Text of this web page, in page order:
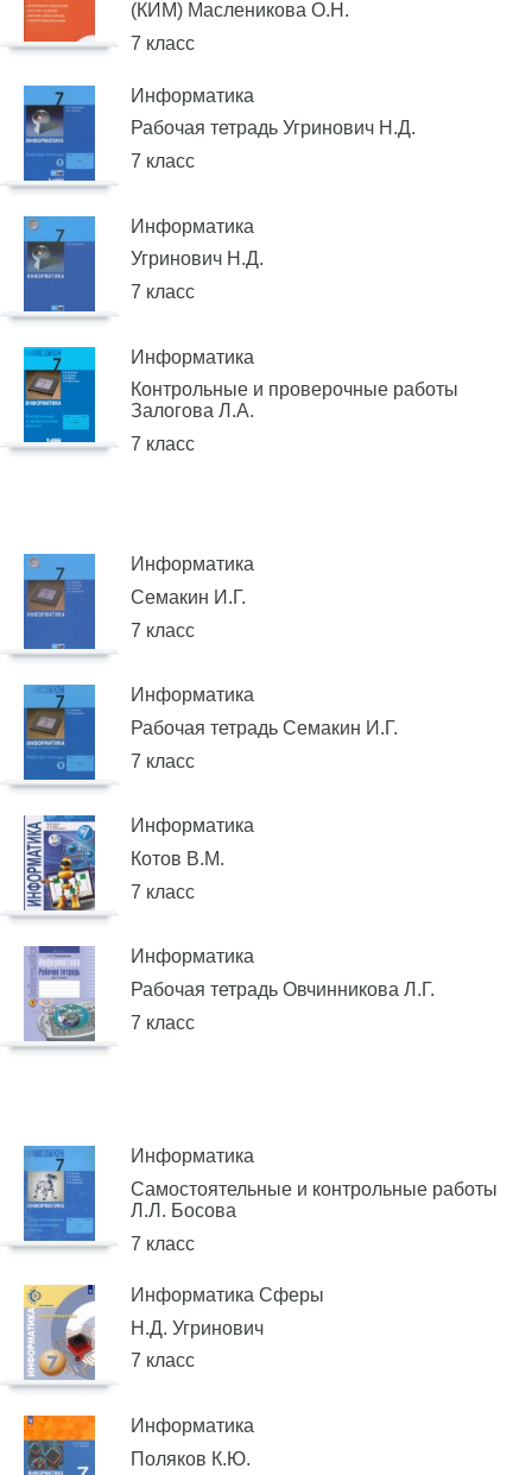
(КИМ) Масленикова О.Н.
7 класс
Информатика
Рабочая тетрадь Угринович Н.Д.
7 класс
Информатика
Угринович Н.Д.
7 класс
Информатика
Контрольные и проверочные работы
Залогова Л.А.
7 класс
Информатика
Семакин И.Г.
7 класс
Информатика
Рабочая тетрадь Семакин И.Г.
7 класс
Информатика
Котов В.М.
7 класс
Информатика
Рабочая тетрадь Овчинникова Л.Г.
7 класс
Информатика
Самостоятельные и контрольные работы
Л.Л. Босова
7 класс
Информатика Сферы
Н.Д. Угринович
7 класс
Информатика
Поляков К.Ю.